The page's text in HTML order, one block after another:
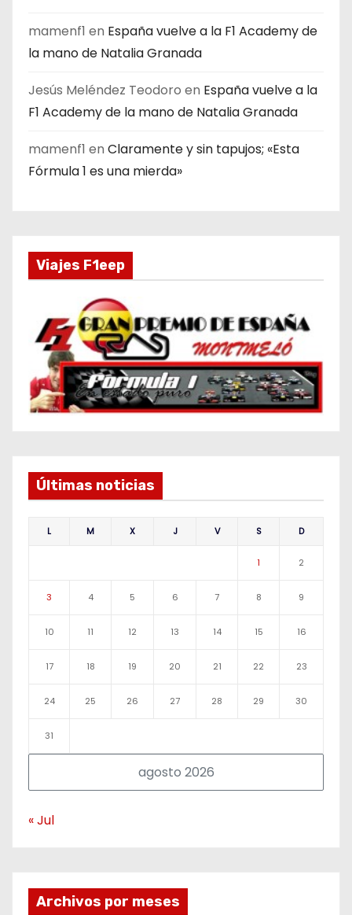
mamenf1 en España vuelve a la F1 Academy de
la mano de Natalia Granada
Jesús Meléndez Teodoro en España vuelve a la
F1 Academy de la mano de Natalia Granada
mamenf1 en Claramente y sin tapujos; «Esta
Fórmula 1 es una mierda»
Viajes F1eep
Últimas noticias
agosto 2026
L M X J V S D
1 2
3 4 5 6 7 8 9
10 11 12 13 14 15 16
17 18 19 20 21 22 23
24 25 26 27 28 29 30
31
« Jul
Archivos por meses